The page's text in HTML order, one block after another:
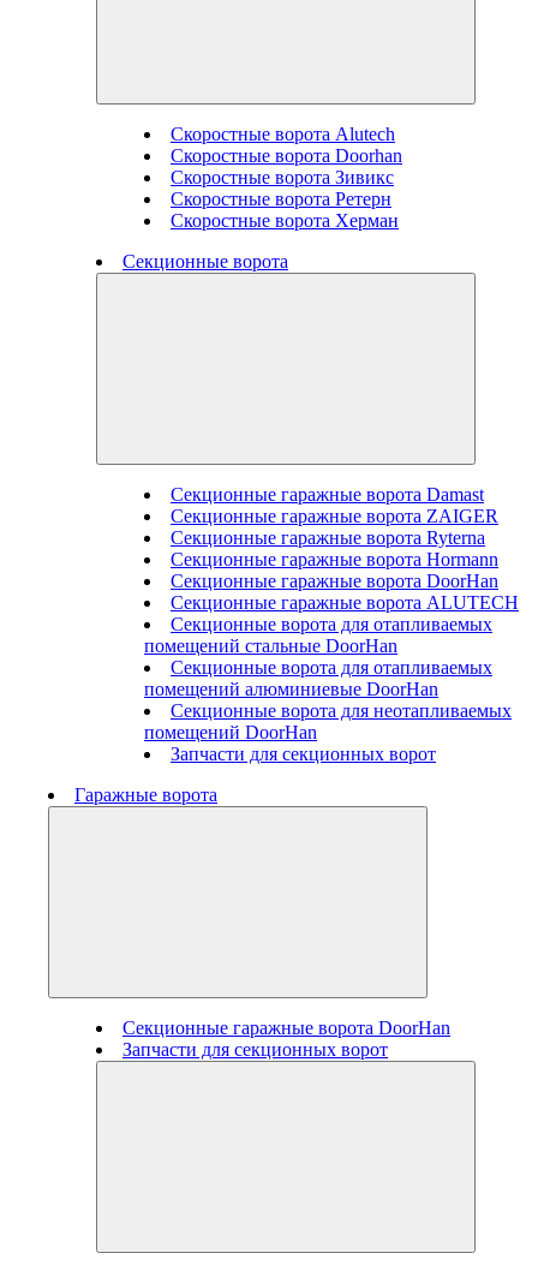
Скоростные ворота Alutech
Скоростные ворота Doorhan
Скоростные ворота Зивикс
Скоростные ворота Ретерн
Скоростные ворота Херман
Секционные ворота
Секционные гаражные ворота Damast
Секционные гаражные ворота ZAIGER
Секционные гаражные ворота Ryterna
Секционные гаражные ворота Hormann
Секционные гаражные ворота DoorHan
Секционные гаражные ворота ALUTECH
Секционные ворота для отапливаемых
помещений стальные DoorHan
Секционные ворота для отапливаемых
помещений алюминиевые DoorHan
Секционные ворота для неотапливаемых
помещений DoorHan
Запчасти для секционных ворот
Гаражные ворота
Секционные гаражные ворота DoorHan
Запчасти для секционных ворот